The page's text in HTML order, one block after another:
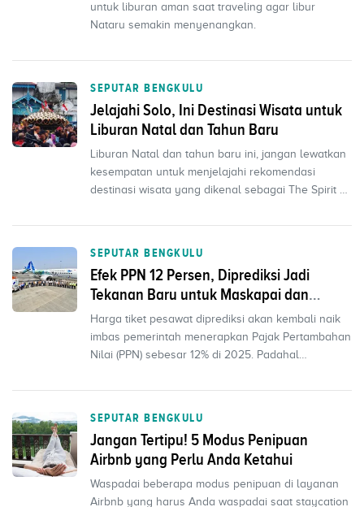
untuk liburan aman saat traveling agar libur
Nataru semakin menyenangkan.
SEPUTAR BENGKULU
Jelajahi Solo, Ini Destinasi Wisata untuk
Liburan Natal dan Tahun Baru
Liburan Natal dan tahun baru ini, jangan lewatkan
kesempatan untuk menjelajahi rekomendasi
destinasi wisata yang dikenal sebagai The Spirit of
SEPUTAR BENGKULU
Efek PPN 12 Persen, Diprediksi Jadi
Tekanan Baru untuk Maskapai dan
Penumpang
Harga tiket pesawat diprediksi akan kembali naik
imbas pemerintah menerapkan Pajak Pertambahan
Nilai (PPN) sebesar 12% di 2025. Padahal
SEPUTAR BENGKULU
Jangan Tertipu! 5 Modus Penipuan
Airbnb yang Perlu Anda Ketahui
Waspadai beberapa modus penipuan di layanan
Airbnb yang harus Anda waspadai saat staycation